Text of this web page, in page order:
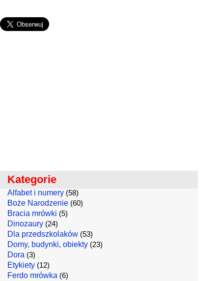
Kategorie
Alfabet i numery (58)
Boże Narodzenie (60)
Bracia mrówki (5)
Dinozaury (24)
Dla przedszkolaków (53)
Domy, budynki, obiekty (23)
Dora (3)
Etykiety (12)
Ferdo mrówka (6)